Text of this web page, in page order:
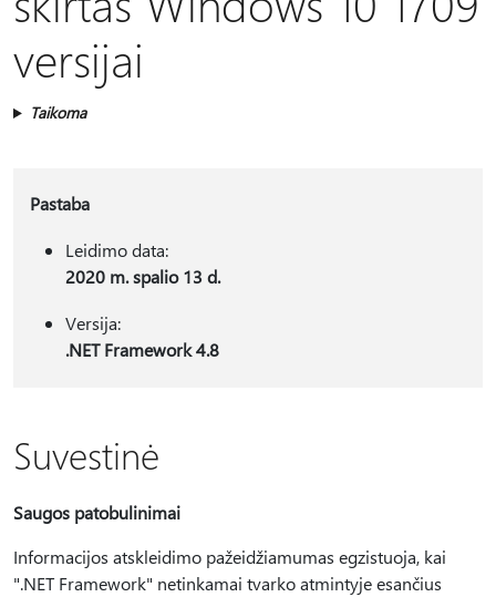
versijai
Taikoma
Pastaba
Leidimo data:
2020 m. spalio 13 d.
Versija:
.NET Framework 4.8
Suvestinė
Saugos patobulinimai
Informacijos atskleidimo pažeidžiamumas egzistuoja, kai
".NET Framework" netinkamai tvarko atmintyje esančius